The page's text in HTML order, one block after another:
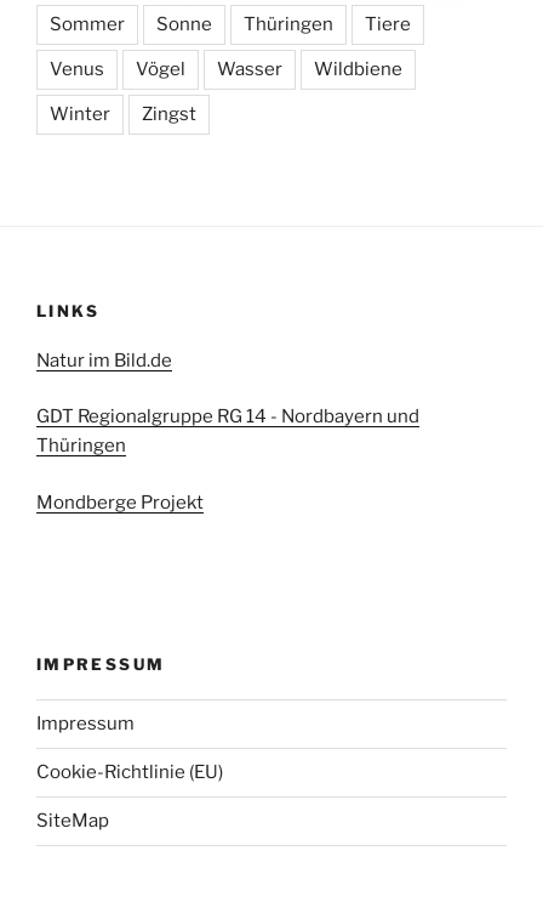
Sommer Sonne Thüringen Tiere
Venus Vögel Wasser Wildbiene
Winter Zingst
LINKS
Natur im Bild.de
GDT Regionalgruppe RG 14 - Nordbayern und
Thüringen
Mondberge Projekt
IMPRESSUM
Impressum
Cookie-Richtlinie (EU)
SiteMap